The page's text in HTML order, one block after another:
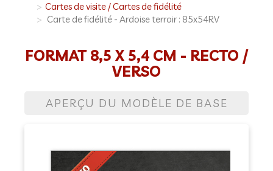
Cartes de visite / Cartes de fidélité
Carte de fidélité - Ardoise terroir : 85x54RV
FORMAT 8,5 X 5,4 CM - RECTO /
VERSO
APERÇU DU MODÈLE DE BASE